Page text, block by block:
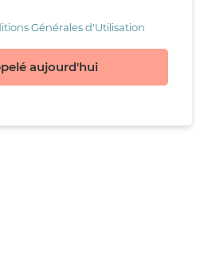
Générales d'Utilisation
aujourd'hui